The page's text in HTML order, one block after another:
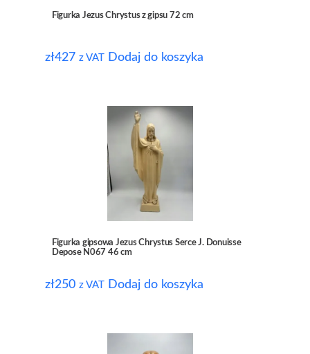
Figurka Jezus Chrystus z gipsu 72 cm
zł427 z VAT Dodaj do koszyka
Figurka gipsowa Jezus Chrystus Serce J. Donuisse
Depose N067 46 cm
zł250 z VAT Dodaj do koszyka